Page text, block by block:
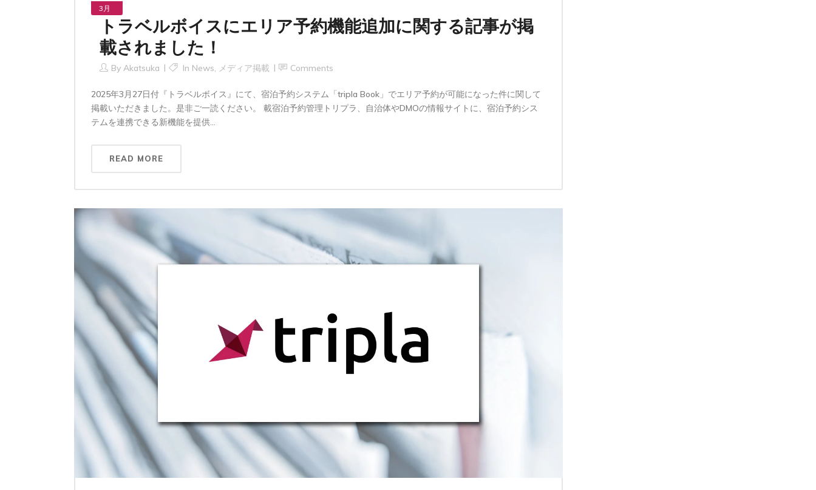
3月
トラベルボイスにエリア予約機能追加に関する記事が掲
載されました！
By Akatsuka In News, メディア掲載 Comments
2025年3月27日付『トラベルボイス』にて、宿泊予約システム「tripla Book」でエリア予約が可能になった件に関して
掲載いただきました。是非ご一読ください。 載宿泊予約管理トリプラ、自治体やDMOの情報サイトに、宿泊予約シス
テムを連携できる新機能を提供...
READ MORE